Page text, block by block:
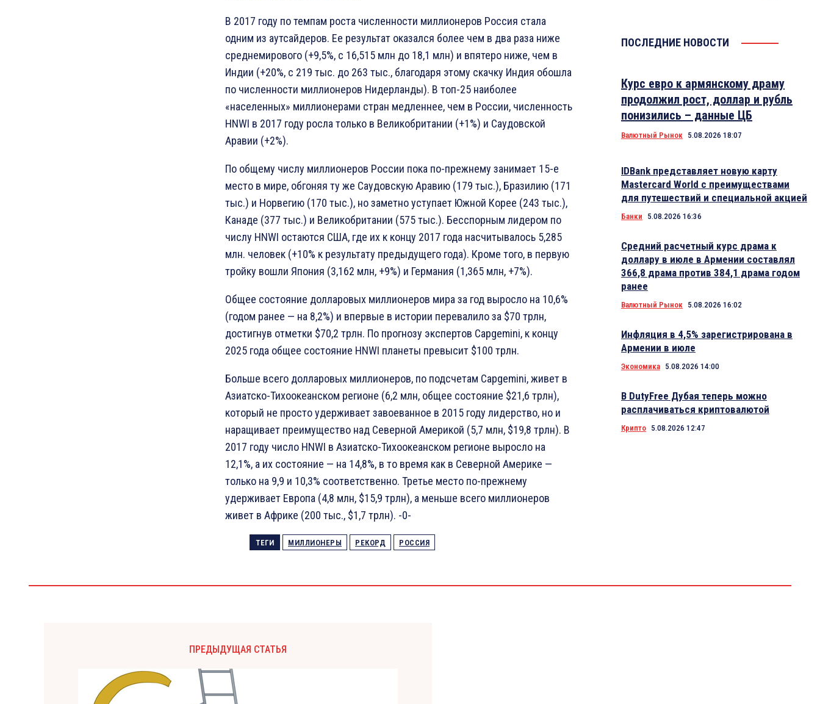
В 2017 году по темпам роста численности миллионеров Россия стала
одним из аутсайдеров. Ее результат оказался более чем в два раза ниже
среднемирового (+9,5%, с 16,515 млн до 18,1 млн) и впятеро ниже, чем в
Индии (+20%, с 219 тыс. до 263 тыс., благодаря этому скачку Индия обошла
по численности миллионеров Нидерланды). В топ-25 наиболее
«населенных» миллионерами стран медленнее, чем в России, численность
HNWI в 2017 году росла только в Великобритании (+1%) и Саудовской
Аравии (+2%).
По общему числу миллионеров России пока по-прежнему занимает 15-е
место в мире, обгоняя ту же Саудовскую Аравию (179 тыс.), Бразилию (171
тыс.) и Норвегию (170 тыс.), но заметно уступает Южной Корее (243 тыс.),
Канаде (377 тыс.) и Великобритании (575 тыс.). Бесспорным лидером по
числу HNWI остаются США, где их к концу 2017 года насчитывалось 5,285
млн. человек (+10% к результату предыдущего года). Кроме того, в первую
тройку вошли Япония (3,162 млн, +9%) и Германия (1,365 млн, +7%).
Общее состояние долларовых миллионеров мира за год выросло на 10,6%
(годом ранее — на 8,2%) и впервые в истории перевалило за $70 трлн,
достигнув отметки $70,2 трлн. По прогнозу экспертов Capgemini, к концу
2025 года общее состояние HNWI планеты превысит $100 трлн.
Больше всего долларовых миллионеров, по подсчетам Capgemini, живет в
Азиатско-Тихоокеанском регионе (6,2 млн, общее состояние $21,6 трлн),
который не просто удерживает завоеванное в 2015 году лидерство, но и
наращивает преимущество над Северной Америкой (5,7 млн, $19,8 трлн). В
2017 году число HNWI в Азиатско-Тихоокеанском регионе выросло на
12,1%, а их состояние — на 14,8%, в то время как в Северной Америке —
только на 9,9 и 10,3% соответственно. Третье место по-прежнему
удерживает Европа (4,8 млн, $15,9 трлн), а меньше всего миллионеров
живет в Африке (200 тыс., $1,7 трлн). -0-
ТЕГИ МИЛЛИОНЕРЫ РЕКОРД РОССИЯ
ПОСЛЕДНИЕ НОВОСТИ
Курс евро к армянскому драму
продолжил рост, доллар и рубль
понизились – данные ЦБ
Валютный Рынок 5.08.2026 18:07
IDBank представляет новую карту
Mastercard World с преимуществами
для путешествий и специальной акцией
Банки 5.08.2026 16:36
Средний расчетный курс драма к
доллару в июле в Армении составлял
366,8 драма против 384,1 драма годом
ранее
Валютный Рынок 5.08.2026 16:02
Инфляция в 4,5% зарегистрирована в
Армении в июле
Экономика 5.08.2026 14:00
В DutyFree Дубая теперь можно
расплачиваться криптовалютой
Крипто 5.08.2026 12:47
ПРЕДЫДУЩАЯ СТАТЬЯ